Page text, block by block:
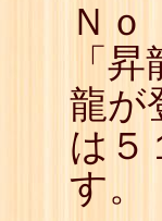
Ｎ
「
龍が
は５
す。